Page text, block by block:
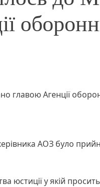
главою Агенції
АОЗ було
юстиції у якій